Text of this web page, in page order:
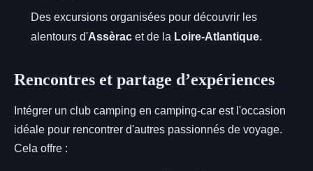
Des excursions organisées pour découvrir les
alentours d'Assèrac et de la Loire-Atlantique.
Rencontres et partage d’expériences
Intégrer un club camping en camping-car est l'occasion
idéale pour rencontrer d'autres passionnés de voyage.
Cela offre :